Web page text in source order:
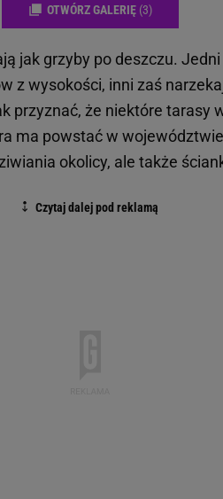
OTWÓRZ GALERIĘ (3)
jak grzyby po deszczu.
z wysokości, inni zaś
przyznać, że niektóre tarasy
ma powstać w
okolicy, ale także